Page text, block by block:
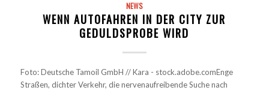
NEWS
WENN AUTOFAHREN IN DER CITY ZUR
GEDULDSPROBE WIRD
Foto: Deutsche Tamoil GmbH // Kara - stock.adobe.comEnge
Straßen, dichter Verkehr, die nervenaufreibende Suche nach